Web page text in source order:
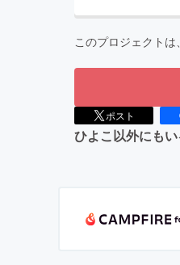
このプロジェクトは、
ポスト
ひよこ以外にも